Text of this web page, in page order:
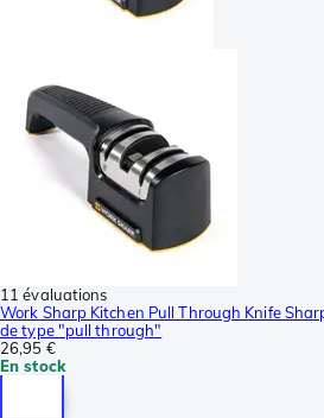
11 évaluations
Work Sharp Kitchen Pull Through Knife
de type "pull through"
26,95 €
En stock